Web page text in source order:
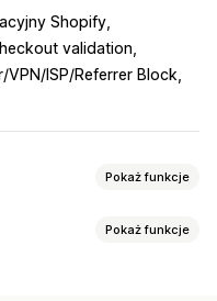
Shopify
validation
VPN/ISP/Referrer Block
Pokaż funkcje
Pokaż funkcje